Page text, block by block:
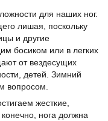
для наших ног.
лишая, поскольку
и другие
босиком или в легких
от вездесущих
детей. Зимний
вопросом.
жесткие,
нога должна